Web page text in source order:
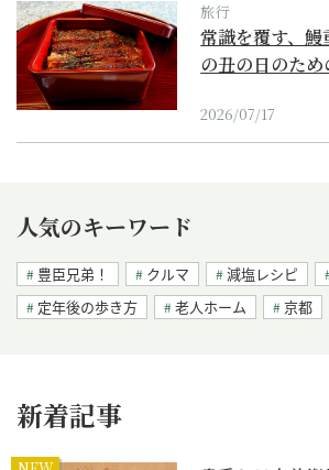
旅行
常識を覆す、
の丑の日のた
2026/07/17
人気のキーワード
豊臣兄弟！ クルマ 減塩レシピ
定年後の歩き方
老人ホーム 京都
新着記事